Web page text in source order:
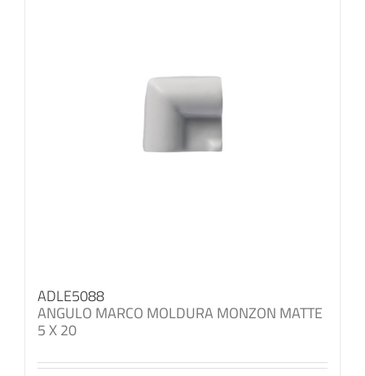
ADLE5088
ANGULO MARCO MOLDURA MONZON MATTE
5 X 20